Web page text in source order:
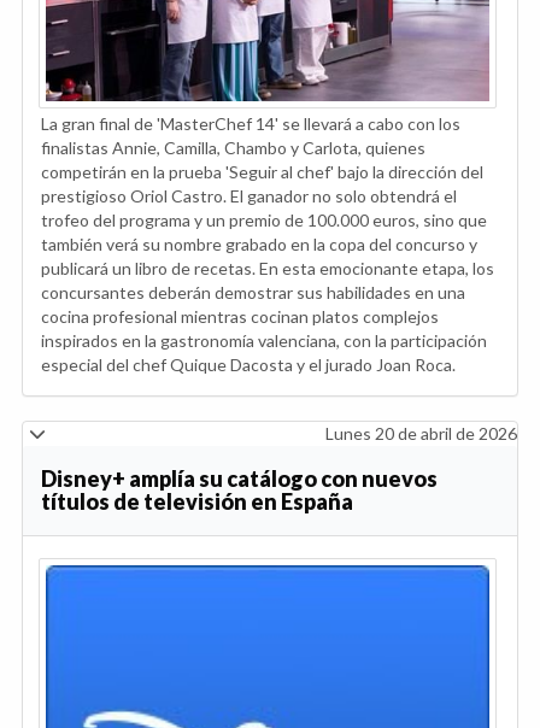
La gran final de 'MasterChef 14' se llevará a cabo con los
finalistas Annie, Camilla, Chambo y Carlota, quienes
competirán en la prueba 'Seguir al chef' bajo la dirección del
prestigioso Oriol Castro. El ganador no solo obtendrá el
trofeo del programa y un premio de 100.000 euros, sino que
también verá su nombre grabado en la copa del concurso y
publicará un libro de recetas. En esta emocionante etapa, los
concursantes deberán demostrar sus habilidades en una
cocina profesional mientras cocinan platos complejos
inspirados en la gastronomía valenciana, con la participación
especial del chef Quique Dacosta y el jurado Joan Roca.
Lunes 20 de abril de 2026
Disney+ amplía su catálogo con nuevos
títulos de televisión en España